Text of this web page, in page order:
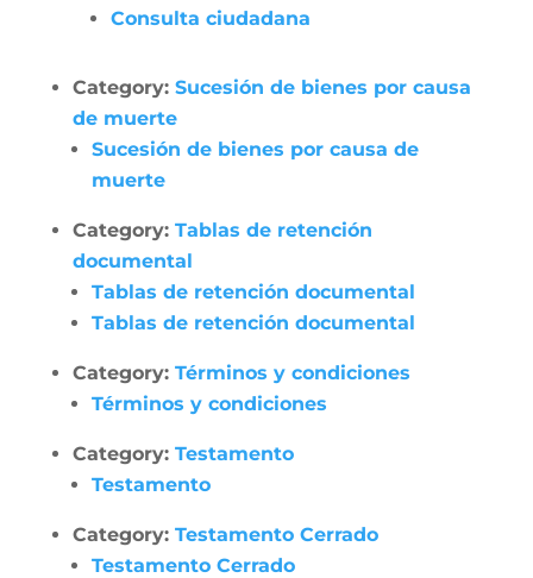
Consulta ciudadana
Category: Sucesión de bienes por causa
de muerte
Sucesión de bienes por causa de
muerte
Category: Tablas de retención
documental
Tablas de retención documental
Tablas de retención documental
Category: Términos y condiciones
Términos y condiciones
Category: Testamento
Testamento
Category: Testamento Cerrado
Testamento Cerrado